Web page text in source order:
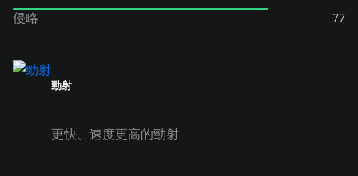
侵略
77
勁射
更快、速度更高的勁射